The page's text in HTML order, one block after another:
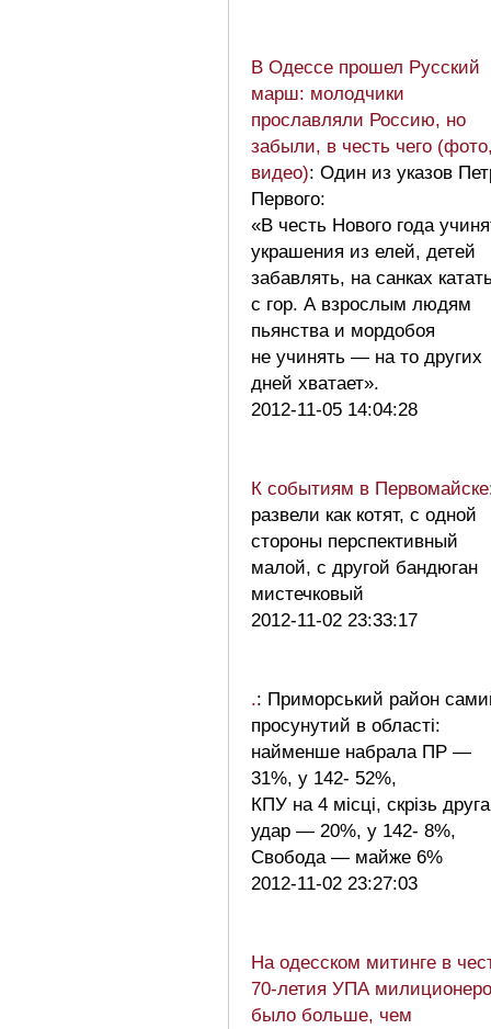
В Одессе прошел Русский
марш: молодчики
прославляли Россию, но
забыли, в честь чего
видео): Один из указов
Первого:
«В честь Нового года
украшения из елей, детей
забавлять, на санках
с гор. А взрослым людям
пьянства и мордобоя
не учинять — на то других
дней хватает».
2012-11-05 14:04:28
К событиям в Первомайске
развели как котят, с одной
стороны перспективный
малой, с другой бандюган
мистечковый
2012-11-02 23:33:17
.: Приморський район
просунутий в області:
найменше набрала ПР —
31%, у 142- 52%,
КПУ на 4 місці, скрізь
удар — 20%, у 142- 8%,
Свобода — майже 6%
2012-11-02 23:27:03
На одесском митинге в
70-летия УПА
было больше, чем